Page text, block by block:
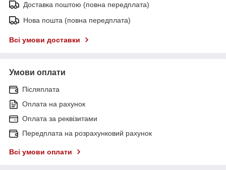
Доставка поштою (повна передплата)
Нова пошта (повна передплата)
Всі умови доставки
Умови оплати
Післяплата
Оплата на рахунок
Оплата за реквізитами
Передплата на розрахунковий рахунок
Всі умови оплати